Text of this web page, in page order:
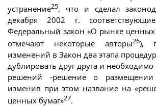
устранение25, что и сделал
декабря 2002 г.
Федеральный закон «О рынке ценных
отмечают некоторые авторы26),
изменений в Закон два этапа
дублировать друг друга и
решений -решение о
изменив при этом название на
ценных бумаг»27.